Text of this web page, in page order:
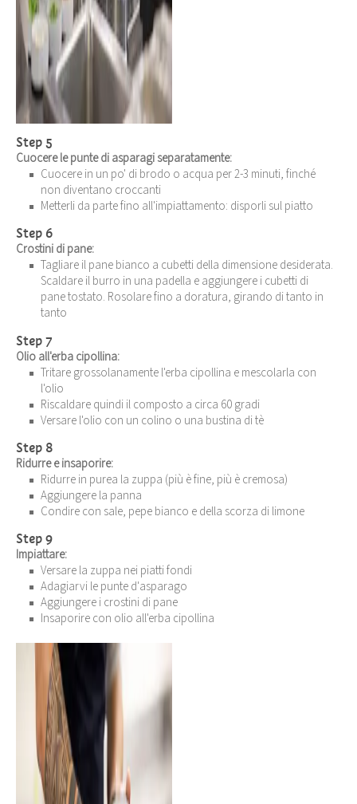
Step 5
Cuocere le punte di asparagi separatamente:
Cuocere in un po' di brodo o acqua per 2-3 minuti, finché
non diventano croccanti
Metterli da parte fino all'impiattamento: disporli sul piatto
Step 6
Crostini di pane:
Tagliare il pane bianco a cubetti della dimensione desiderata.
Scaldare il burro in una padella e aggiungere i cubetti di
pane tostato. Rosolare fino a doratura, girando di tanto in
tanto
Step 7
Olio all'erba cipollina:
Tritare grossolanamente l'erba cipollina e mescolarla con
l'olio
Riscaldare quindi il composto a circa 60 gradi
Versare l'olio con un colino o una bustina di tè
Step 8
Ridurre e insaporire:
Ridurre in purea la zuppa (più è fine, più è cremosa)
Aggiungere la panna
Condire con sale, pepe bianco e della scorza di limone
Step 9
Impiattare:
Versare la zuppa nei piatti fondi
Adagiarvi le punte d'asparago
Aggiungere i crostini di pane
Insaporire con olio all'erba cipollina